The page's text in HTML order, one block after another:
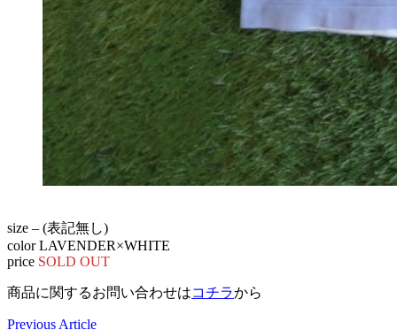
size – (表記無し)
color LAVENDER×WHITE
price SOLD OUT
商品に関するお問い合わせはコチラから
Previous Article